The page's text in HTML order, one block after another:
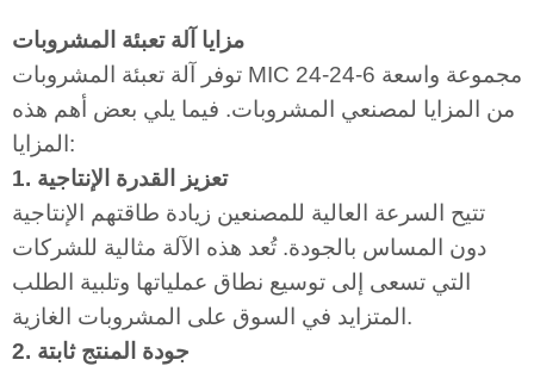
مزايا آلة تعبئة المشروبات
توفر آلة تعبئة المشروبات MIC 24-24-6 مجموعة واسعة
من المزايا لمصنعي المشروبات. فيما يلي بعض أهم هذه
المزايا:
1. تعزيز القدرة الإنتاجية
تتيح السرعة العالية للمصنعين زيادة طاقتهم الإنتاجية
دون المساس بالجودة. تُعد هذه الآلة مثالية للشركات
التي تسعى إلى توسيع نطاق عملياتها وتلبية الطلب
المتزايد في السوق على المشروبات الغازية.
2. جودة المنتج ثابتة